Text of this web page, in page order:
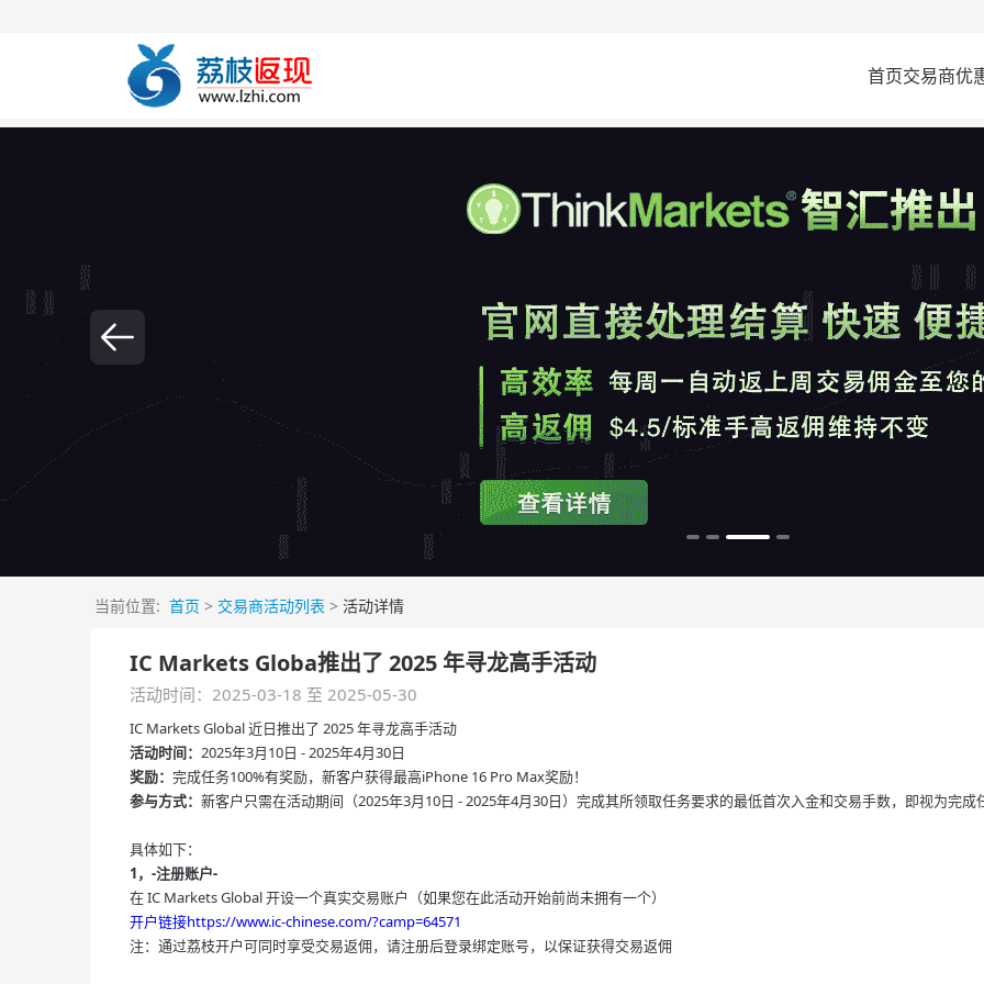
首页交易商优
当前位置: 首页 > 交易商活动列表 > 活动详情
IC Markets Globa推出了 2025 年寻龙高手活动
活动时间：2025-03-18 至 2025-05-30
IC Markets Global 近日推出了 2025 年寻龙高手活动
活动时间： 2025年3月10日 - 2025年4月30日
奖励： 完成任务100%有奖励，新客户获得最高iPhone 16 Pro Max奖励！
参与方式： 新客户只需在活动期间（2025年3月10日 - 2025年4月30日）完成其所领取任务要求的最低首次入金和交易手数，即视为完成
具体如下：
1，-注册账户-
在 IC Markets Global 开设一个真实交易账户（如果您在此活动开始前尚未拥有一个）
开户链接https://www.ic-chinese.com/?camp=64571
注：通过荔枝开户可同时享受交易返佣，请注册后登录绑定账号，以保证获得交易返佣